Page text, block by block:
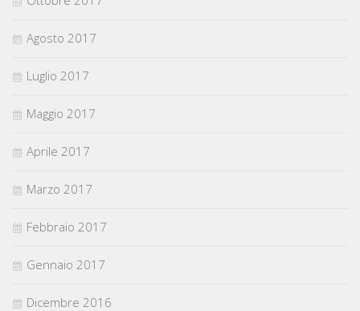
Agosto 2017
Luglio 2017
Maggio 2017
Aprile 2017
Marzo 2017
Febbraio 2017
Gennaio 2017
Dicembre 2016